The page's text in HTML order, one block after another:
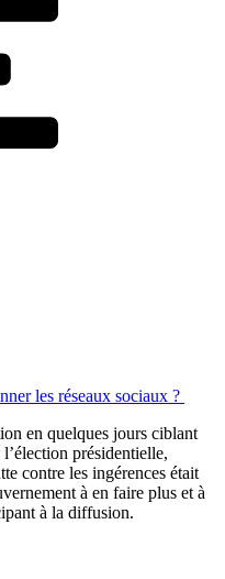
les réseaux sociaux ?
en quelques jours ciblant
présidentielle,
contre les ingérences était
à en faire plus et à
à la diffusion.